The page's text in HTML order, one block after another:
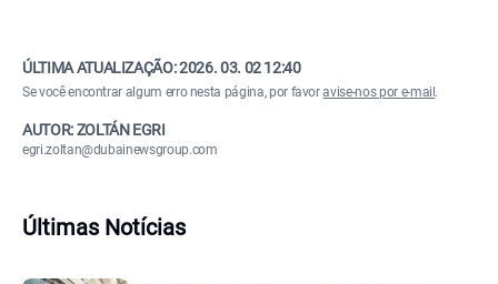
ÚLTIMA ATUALIZAÇÃO:2026. 03. 02 12:40
Se você encontrar algum erro nesta página, por favoravise-nos por e-mail .
AUTOR: ZOLTÁN EGRI
egri.zoltan@dubainewsgroup.com
Últimas Notícias